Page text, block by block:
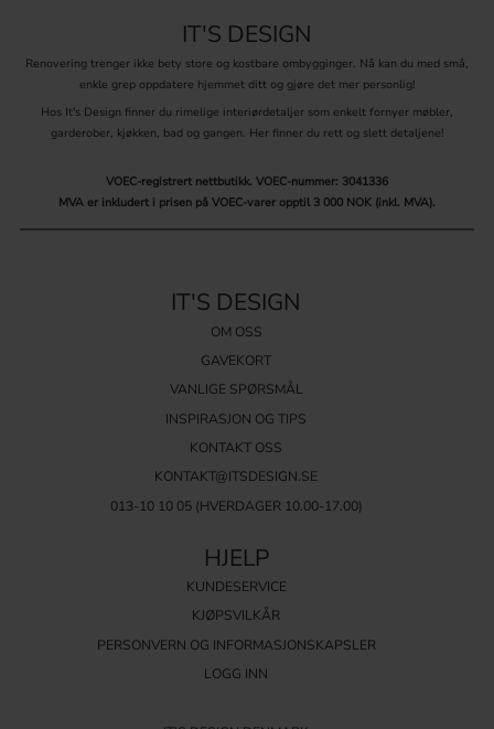
IT'S DESIGN
Renovering trenger ikke bety store og kostbare ombygginger. Nå kan du med små,
enkle grep oppdatere hjemmet ditt og gjøre det mer personlig!
Hos It's Design finner du rimelige interiørdetaljer som enkelt fornyer møbler,
garderober, kjøkken, bad og gangen. Her finner du rett og slett detaljene!
VOEC-registrert nettbutikk. VOEC-nummer: 3041336
MVA er inkludert i prisen på VOEC-varer opptil 3 000 NOK (inkl. MVA).
IT'S DESIGN
OM OSS
GAVEKORT
VANLIGE SPØRSMÅL
INSPIRASJON OG TIPS
KONTAKT OSS
KONTAKT@ITSDESIGN.SE
013-10 10 05(HVERDAGER 10.00-17.00)
HJELP
KUNDESERVICE
KJØPSVILKÅR
PERSONVERN OG INFORMASJONSKAPSLER
LOGG INN